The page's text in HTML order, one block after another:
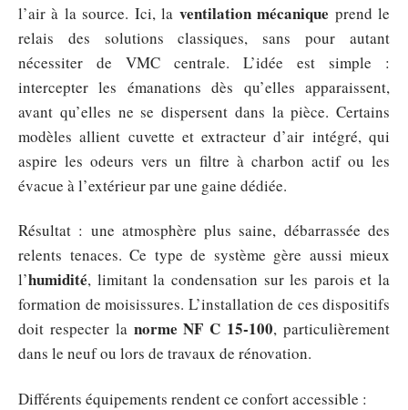
l’air à la source. Ici, la ventilation mécanique prend le
relais des solutions classiques, sans pour autant
nécessiter de VMC centrale. L’idée est simple :
intercepter les émanations dès qu’elles apparaissent,
avant qu’elles ne se dispersent dans la pièce. Certains
modèles allient cuvette et extracteur d’air intégré, qui
aspire les odeurs vers un filtre à charbon actif ou les
évacue à l’extérieur par une gaine dédiée.
Résultat : une atmosphère plus saine, débarrassée des
relents tenaces. Ce type de système gère aussi mieux
l’humidité, limitant la condensation sur les parois et la
formation de moisissures. L’installation de ces dispositifs
doit respecter la norme NF C 15-100, particulièrement
dans le neuf ou lors de travaux de rénovation.
Différents équipements rendent ce confort accessible :